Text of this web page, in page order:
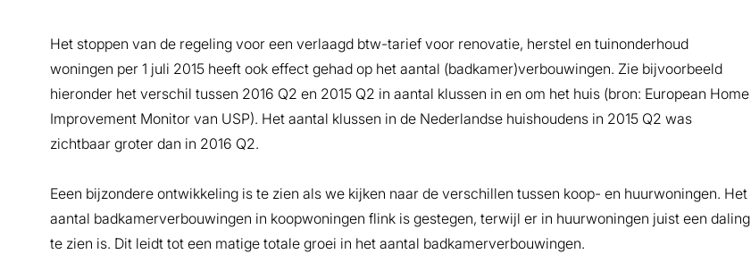
Het stoppen van de regeling voor een verlaagd btw-tarief voor renovatie, herstel en tuinonderhoud
woningen per 1 juli 2015 heeft ook effect gehad op het aantal (badkamer)verbouwingen. Zie bijvoorbeeld
hieronder het verschil tussen 2016 Q2 en 2015 Q2 in aantal klussen in en om het huis (bron: European Home
Improvement Monitor van USP). Het aantal klussen in de Nederlandse huishoudens in 2015 Q2 was
zichtbaar groter dan in 2016 Q2.
Eeen bijzondere ontwikkeling is te zien als we kijken naar de verschillen tussen koop- en huurwoningen. Het
aantal badkamerverbouwingen in koopwoningen flink is gestegen, terwijl er in huurwoningen juist een daling
te zien is. Dit leidt tot een matige totale groei in het aantal badkamerverbouwingen.